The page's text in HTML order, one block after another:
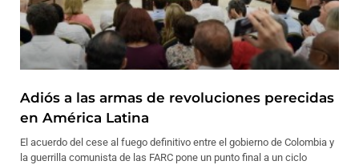
Adiós a las armas de revoluciones perecidas
en América Latina
El acuerdo del cese al fuego definitivo entre el gobierno de Colombia y
la guerrilla comunista de las FARC pone un punto final a un ciclo